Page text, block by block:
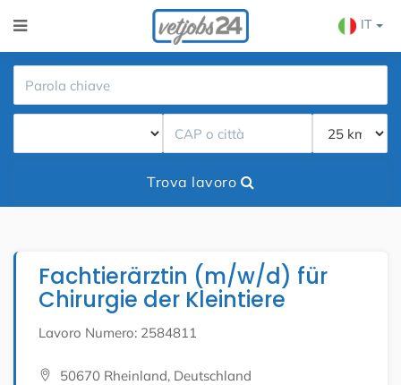
IT
Trova lavoro
Fachtierärztin (m/w/d) für
Chirurgie der Kleintiere
Lavoro Numero: 2584811
50670 Rheinland, Deutschland